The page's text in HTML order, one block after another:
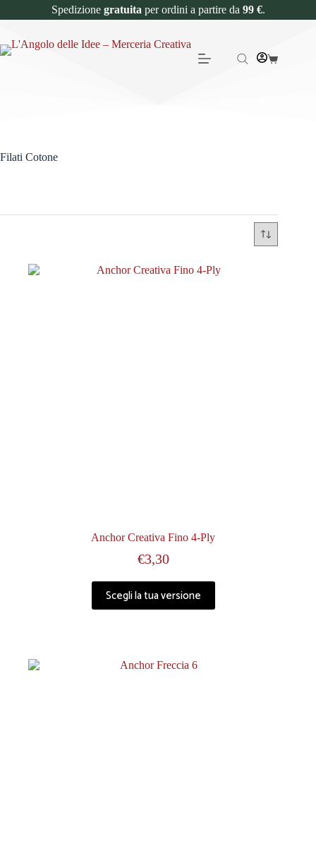
Spedizione gratuita per ordini a partire da 99 €.
Filati Cotone
Anchor Creativa Fino 4-Ply
€3,30
Scegli la tua versione